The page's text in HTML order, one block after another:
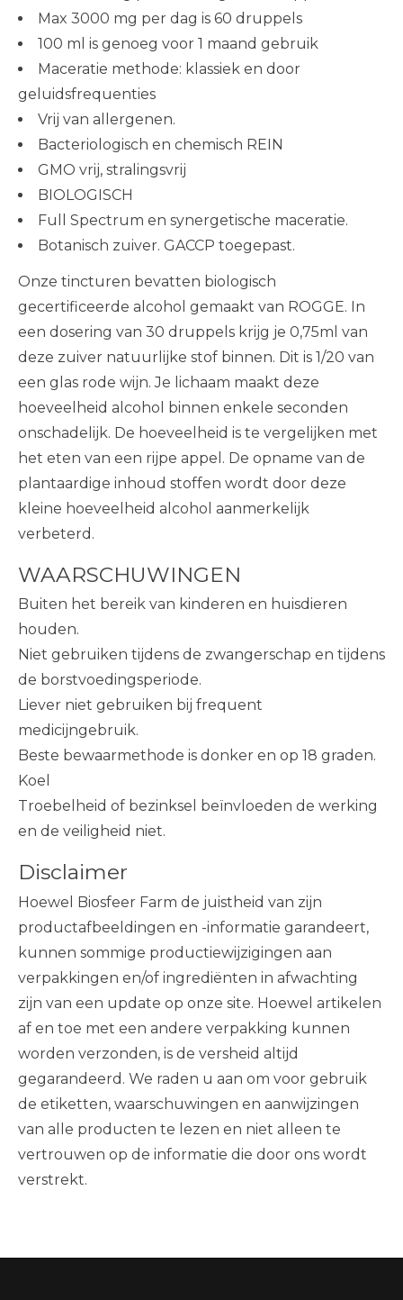
Max 3000 mg per dag is 60 druppels
100 ml is genoeg voor 1 maand gebruik
Maceratie methode: klassiek en door
geluidsfrequenties
Vrij van allergenen.
Bacteriologisch en chemisch REIN
GMO vrij, stralingsvrij
BIOLOGISCH
Full Spectrum en synergetische maceratie.
Botanisch zuiver. GACCP toegepast.
Onze tincturen bevatten biologisch
gecertificeerde alcohol gemaakt van ROGGE. In
een dosering van 30 druppels krijg je 0,75ml van
deze zuiver natuurlijke stof binnen. Dit is 1/20 van
een glas rode wijn. Je lichaam maakt deze
hoeveelheid alcohol binnen enkele seconden
onschadelijk. De hoeveelheid is te vergelijken met
het eten van een rijpe appel. De opname van de
plantaardige inhoud stoffen wordt door deze
kleine hoeveelheid alcohol aanmerkelijk
verbeterd.
WAARSCHUWINGEN
Buiten het bereik van kinderen en huisdieren
houden.
Niet gebruiken tijdens de zwangerschap en tijdens
de borstvoedingsperiode.
Liever niet gebruiken bij frequent
medicijngebruik.
Beste bewaarmethode is donker en op 18 graden.
Koel
Troebelheid of bezinksel beïnvloeden de werking
en de veiligheid niet.
Disclaimer
Hoewel Biosfeer Farm de juistheid van zijn
productafbeeldingen en -informatie garandeert,
kunnen sommige productiewijzigingen aan
verpakkingen en/of ingrediënten in afwachting
zijn van een update op onze site. Hoewel artikelen
af ​​en toe met een andere verpakking kunnen
worden verzonden, is de versheid altijd
gegarandeerd. We raden u aan om voor gebruik
de etiketten, waarschuwingen en aanwijzingen
van alle producten te lezen en niet alleen te
vertrouwen op de informatie die door ons wordt
verstrekt.